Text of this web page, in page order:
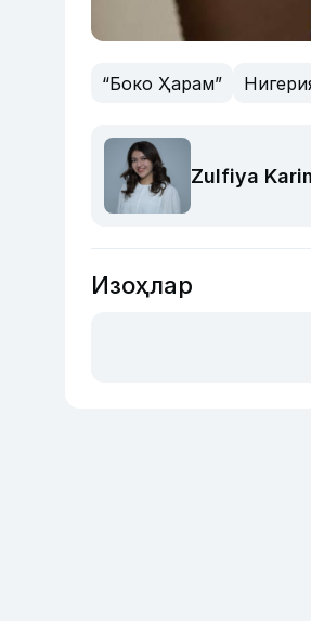
“Боко Ҳарам”
Zulfiya
Изоҳлар